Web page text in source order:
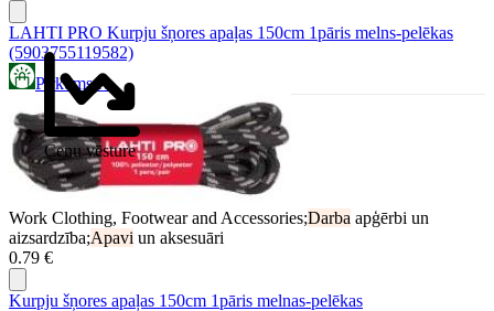
Cenu vēsture
LAHTI PRO Kurpju šņores apaļas 150cm 1pāris melns-pelēkas
(5903755119582)
Pirkums.lv
Work Clothing, Footwear and Accessories;Darba apģērbi un
aizsardzība;Apavi un aksesuāri
0.79 €
Kurpju šņores apaļas 150cm 1pāris melnas-pelēkas